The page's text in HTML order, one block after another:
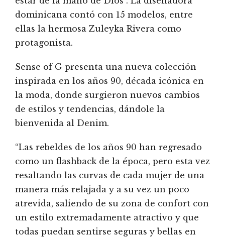
dominicana contó con 15 modelos, entre
ellas la hermosa Zuleyka Rivera como
protagonista.
Sense of G presenta una nueva colección
inspirada en los años 90, década icónica en
la moda, donde surgieron nuevos cambios
de estilos y tendencias, dándole la
bienvenida al Denim.
“Las rebeldes de los años 90 han regresado
como un flashback de la época, pero esta vez
resaltando las curvas de cada mujer de una
manera más relajada y a su vez un poco
atrevida, saliendo de su zona de confort con
un estilo extremadamente atractivo y que
todas puedan sentirse seguras y bellas en